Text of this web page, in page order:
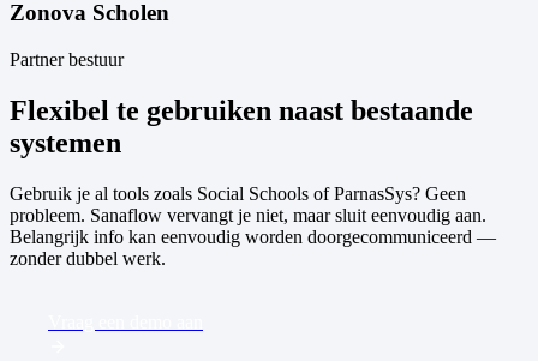
Zonova Scholen
Partner bestuur
Flexibel te gebruiken naast bestaande
systemen
Gebruik je al tools zoals Social Schools of ParnasSys? Geen
probleem. Sanaflow vervangt je niet, maar sluit eenvoudig aan.
Belangrijk info kan eenvoudig worden doorgecommuniceerd —
zonder dubbel werk.